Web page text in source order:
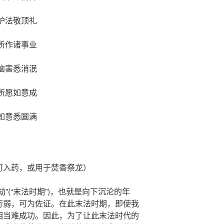
法敬顶礼
作诸事业
害悉消泯
愿如意成
意悉圆满
药，或用于焚香祭龙）
末法时期”)，也就是向下沉沦的年
，可为佐证。在此末法时期，即使我
难成功。因此，为了让此末法时代的